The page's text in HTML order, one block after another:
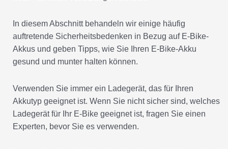
auftretende Sicherheitsbedenken in Bezug auf E-Bike-
Akkus und geben Tipps, wie Sie Ihren E-Bike-Akku
gesund und munter halten können.
Akkutyp geeignet ist. Wenn Sie nicht sicher sind, welches
Ladegerät für Ihr E-Bike geeignet ist, fragen Sie einen
Experten, bevor Sie es verwenden.